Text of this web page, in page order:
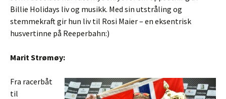
Billie Holidays liv og musikk. Med sin utstråling og
stemmekraft gir hun liv til Rosi Maier – en eksentrisk
husvertinne på Reeperbahn:)
Marit Strømøy:
Fra racerbåt
til